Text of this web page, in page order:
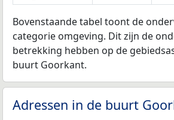
Bovenstaande tabel toont de
categorie omgeving. Dit zijn de
betrekking hebben op de
buurt Goorkant.
Adressen in de buurt